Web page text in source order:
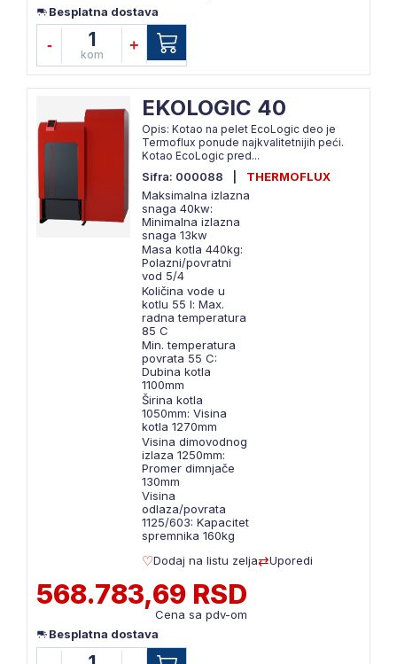
Besplatna dostava
- 1
kom
+
EKOLOGIC 40
Opis: Kotao na pelet EcoLogic deo je
Termoflux ponude najkvalitetnijih peći.
Kotao EcoLogic pred...
Sifra: 000088
THERMOFLUX
Maksimalna izlazna
snaga 40kw:
Minimalna izlazna
snaga 13kw
Masa kotla 440kg:
Polazni/povratni
vod 5/4
Količina vode u
kotlu 55 l: Max.
radna temperatura
85 C
Min. temperatura
povrata 55 C:
Dubina kotla
1100mm
Širina kotla
1050mm: Visina
kotla 1270mm
Visina dimovodnog
izlaza 1250mm:
Promer dimnjače
130mm
Visina
odlaza/povrata
1125/603: Kapacitet
spremnika 160kg
Dodaj na listu zelja
Uporedi
568.783,69 RSD
Cena sa pdv-om
Besplatna dostava